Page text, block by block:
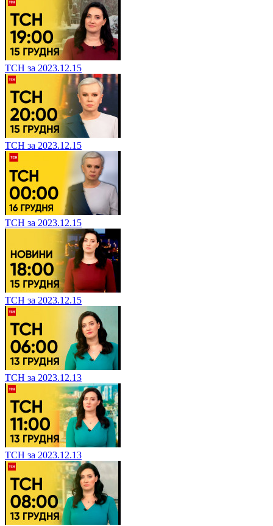
ТСН за 2023.12.15
ТСН за 2023.12.15
ТСН за 2023.12.15
ТСН за 2023.12.15
ТСН за 2023.12.13
ТСН за 2023.12.13